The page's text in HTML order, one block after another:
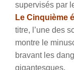
supervisés par
Le Cinquième
titre, l’une des
montre le
bravant les
gigantesques.